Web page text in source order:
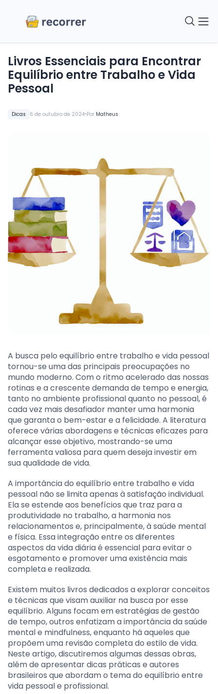
Dicas 6 de outubro de 2024•Por Matheus
Livros Essenciais para Encontrar
Equilíbrio entre Trabalho e Vida
Pessoal
A busca pelo equilíbrio entre trabalho e vida pessoal
tornou-se uma das principais preocupações no
mundo moderno. Com o ritmo acelerado das nossas
rotinas e a crescente demanda de tempo e energia,
tanto no ambiente profissional quanto no pessoal, é
cada vez mais desafiador manter uma harmonia
que garanta o bem-estar e a felicidade. A literatura
oferece várias abordagens e técnicas eficazes para
alcançar esse objetivo, mostrando-se uma
ferramenta valiosa para quem deseja investir em
sua qualidade de vida.
A importância do equilíbrio entre trabalho e vida
pessoal não se limita apenas à satisfação individual.
Ela se estende aos benefícios que traz para a
produtividade no trabalho, a harmonia nos
relacionamentos e, principalmente, à saúde mental
e física. Essa integração entre os diferentes
aspectos da vida diária é essencial para evitar o
esgotamento e promover uma existência mais
completa e realizada.
Existem muitos livros dedicados a explorar conceitos
e técnicas que visam auxiliar na busca por esse
equilíbrio. Alguns focam em estratégias de gestão
de tempo, outros enfatizam a importância da saúde
mental e mindfulness, enquanto há aqueles que
propõem uma revisão completa do estilo de vida.
Neste artigo, discutiremos algumas dessas obras,
além de apresentar dicas práticas e autores
brasileiros que abordam o tema do equilíbrio entre
vida pessoal e profissional.